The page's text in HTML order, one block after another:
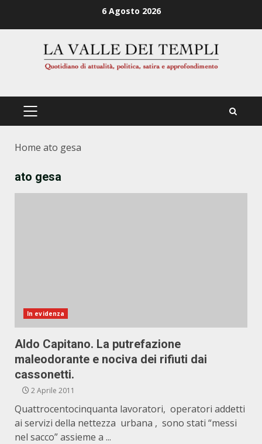
6 Agosto 2026
PRIMÄRES
Home ato gesa
ato gesa
In evidenza
Aldo Capitano. La putrefazione
maleodorante e nociva dei rifiuti dai
cassonetti.
2 Aprile 2011
Quattrocentocinquanta lavoratori, operatori addetti
ai servizi della nettezza urbana , sono stati “messi
nel sacco” assieme a ...